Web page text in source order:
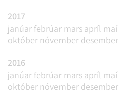
2017
janúar febrúar mars apríl maí
október nóvember desember
2016
janúar febrúar mars apríl maí
október nóvember desember